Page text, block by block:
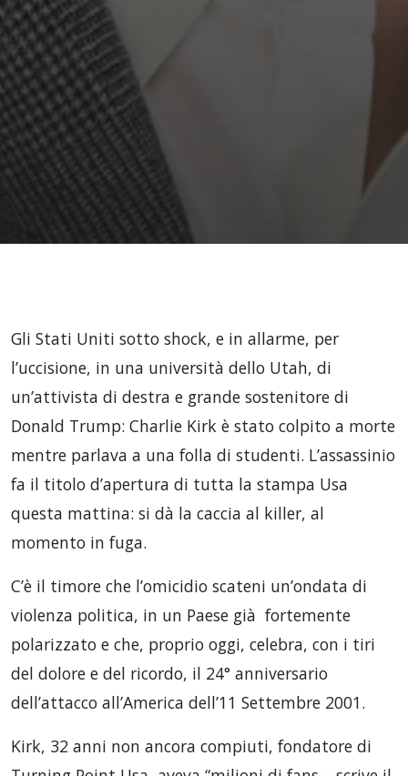
Gli Stati Uniti sotto shock, e in allarme, per
l’uccisione, in una università dello Utah, di
un’attivista di destra e grande sostenitore di
Donald Trump: Charlie Kirk è stato colpito a morte
mentre parlava a una folla di studenti. L’assassinio
fa il titolo d’apertura di tutta la stampa Usa
questa mattina: si dà la caccia al killer, al
momento in fuga.
C’è il timore che l’omicidio scateni un’ondata di
violenza politica, in un Paese già fortemente
polarizzato e che, proprio oggi, celebra, con i tiri
del dolore e del ricordo, il 24° anniversario
dell’attacco all’America dell’11 Settembre 2001.
Kirk, 32 anni non ancora compiuti, fondatore di